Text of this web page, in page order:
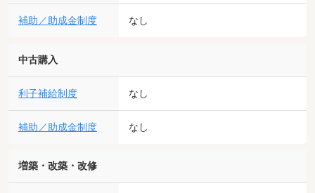
補助／助成金制度 なし
中古購入
利子補給制度 なし
補助／助成金制度 なし
増築・改築・改修